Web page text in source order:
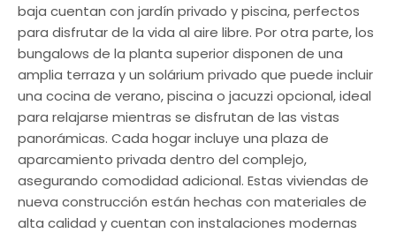
baja cuentan con jardín privado y piscina, perfectos
para disfrutar de la vida al aire libre. Por otra parte, los
bungalows de la planta superior disponen de una
amplia terraza y un solárium privado que puede incluir
una cocina de verano, piscina o jacuzzi opcional, ideal
para relajarse mientras se disfrutan de las vistas
panorámicas. Cada hogar incluye una plaza de
aparcamiento privada dentro del complejo,
asegurando comodidad adicional. Estas viviendas de
nueva construcción están hechas con materiales de
alta calidad y cuentan con instalaciones modernas